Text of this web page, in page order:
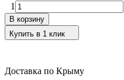
1
В корзину
Купить в 1 клик
Доставка по Крыму